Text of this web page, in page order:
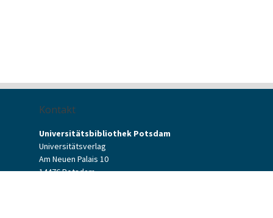
Kontakt
Universitätsbibliothek Potsdam
Universitätsverlag
Am Neuen Palais 10
14476 Potsdam